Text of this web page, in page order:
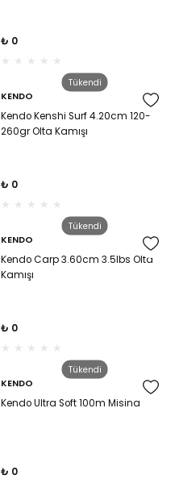
₺ 0
Tükendi
KENDO
Kendo Kenshi Surf 4.20cm 120-
260gr Olta Kamışı
₺ 0
Tükendi
KENDO
Kendo Carp 3.60cm 3.5lbs Olta
Kamışı
₺ 0
Tükendi
KENDO
Kendo Ultra Soft 100m Misina
₺ 0